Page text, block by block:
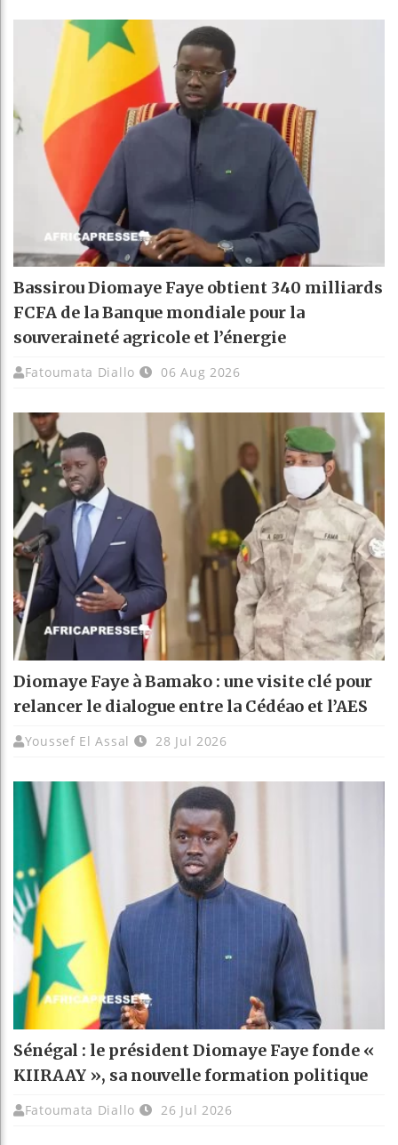
Bassirou Diomaye Faye obtient 340 milliards
FCFA de la Banque mondiale pour la
souveraineté agricole et l’énergie
Fatoumata Diallo 06 Aug 2026
Diomaye Faye à Bamako : une visite clé pour
relancer le dialogue entre la Cédéao et l’AES
Youssef El Assal 28 Jul 2026
Sénégal : le président Diomaye Faye fonde «
KIIRAAY », sa nouvelle formation politique
Fatoumata Diallo 26 Jul 2026